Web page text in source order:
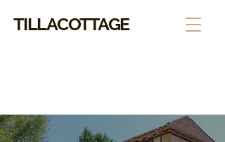
TILLACOTTAGE